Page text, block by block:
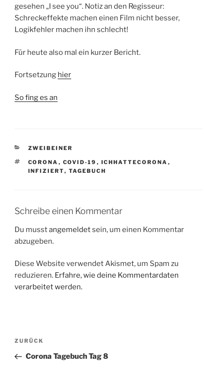
gesehen „I see you“. Notiz an den Regisseur:
Schreckeffekte machen einen Film nicht besser,
Logikfehler machen ihn schlecht!
Für heute also mal ein kurzer Bericht.
Fortsetzung hier
So fing es an
KATEGORIEN
ZWEIBEINER
SCHLAGWÖRTER
CORONA , COVID-19 , ICHHATTECORONA ,
INFIZIERT, TAGEBUCH
Schreibe einen Kommentar
Du musstangemeldetsein, um einen Kommentar
abzugeben.
Diese Website verwendet Akismet, um Spam zu
reduzieren. Erfahre, wie deine Kommentardaten
verarbeitet werden.
Beitragsnavigation
Vorheriger
Beitrag
ZURÜCK
Corona Tagebuch Tag 8